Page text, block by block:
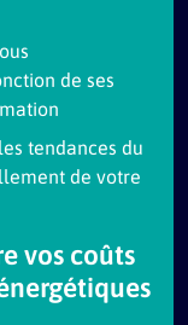
de ses
tendances du
de votre
vos coûts